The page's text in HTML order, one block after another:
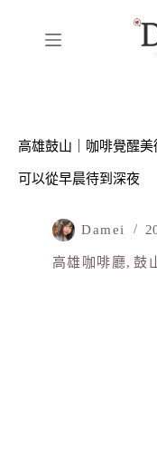
高雄鼓山｜咖啡覺醒
可以從早晨待到深夜
Damei
高雄咖啡廳, 鼓